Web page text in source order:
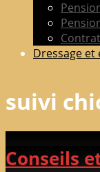
Dressage
suivi
Conseils